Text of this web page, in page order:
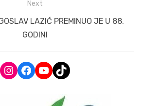
Next
LAZIĆ PREMINUO JE U 88.
GODINI
Instagram
Facebook
YouTube
TikTok